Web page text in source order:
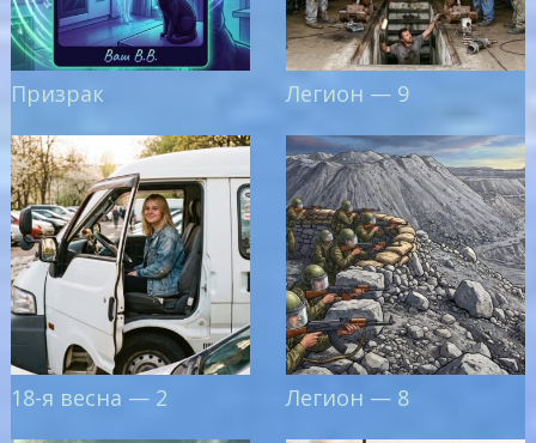
Призрак Легион — 9
18-я весна — 2 Легион — 8